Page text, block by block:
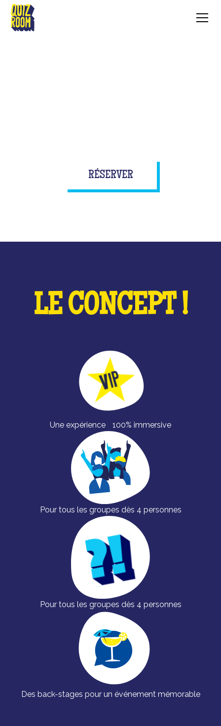
RÉSERVER
LE CONCEPT !
Une expérience 100% immersive
Pour tous les groupes dès 4 personnes
Pour tous les groupes dès 4 personnes
Des back-stages pour un événement mémorable